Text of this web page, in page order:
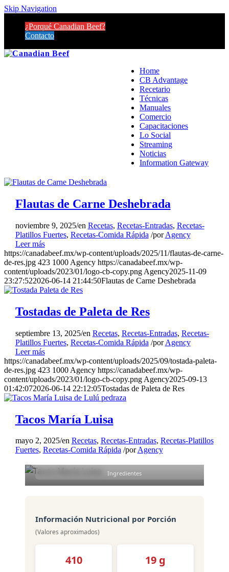
Skip Navigation
¿Porqué Canadian Beef?
Contacto
Home
CB Advantage
Recetario
Técnicas
Manuales
Comercio
Capacitaciones
Lo Social
Streaming
Noticias
Information Gateway
Flautas de Carne Deshebrada
noviembre 9, 2025/en Recetas, Recetas-Entradas, Recetas-
Platillos Fuertes, Recetas-Comida Rápida /porAgency
Leer más
https://canadabeef.mx/wp-content/uploads/2025/11/flautas-de-carne-
de-res.jpg 423 1000 Agency https://canadabeef.mx/wp-
content/uploads/2023/01/logo-cb-copy.png Agency2025-11-09
23:27:522026-06-14 21:44:50Flautas de Carne Deshebrada
Tostadas de Paleta de Res
septiembre 13, 2025/en Recetas, Recetas-Entradas, Recetas-
Platillos Fuertes, Recetas-Comida Rápida /porAgency
Leer más
https://canadabeef.mx/wp-content/uploads/2025/09/tostada-paleta-
de-res.jpg 423 1000 Agency https://canadabeef.mx/wp-
content/uploads/2023/01/logo-cb-copy.png Agency2025-09-13
01:42:072026-06-14 22:12:05Tostadas de Paleta de Res
Tacos María Luisa
mayo 2, 2025/en Recetas, Recetas-Entradas, Recetas-Platillos
Fuertes, Recetas-Comida Rápida /porAgency
Tacos María Luisa
5
Porciones
10 min
10 min
Cocción
7
Ingredientes
Información Nutricional por Porción
(Valores aproximados)
410 19 g